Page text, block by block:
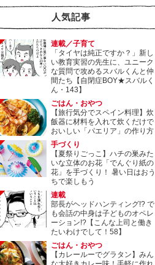
人気記事
連載／子育て
「タイヤは純正ですか？」新し
い教育実習の先生に、ユニーク
な質問で攻めるスバルくんと仲
間たち【自閉症BOY★スバルく
ん・143】
ごはん・おやつ
【旅行気分でスペイン料理】炊
飯器に材料を入れて炊くだけで
おいしい「パエリア」の作り方
手づくり
【夏祭りごっこ】ハチの巣みた
いな立体のお花「でんぐり紙の
花」を手づくり！ 暑い日はおう
ちで楽しもう
連載
部長がヘッドハンティング!? で
も会話の中身は子どものオペレ
ーション!?【こんな上司と働き
たいわけでして！58】
ごはん・おやつ
【カレールーでグラタン】みん